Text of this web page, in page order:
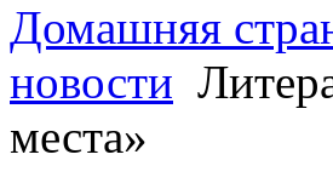
Домашняя
новости
места»